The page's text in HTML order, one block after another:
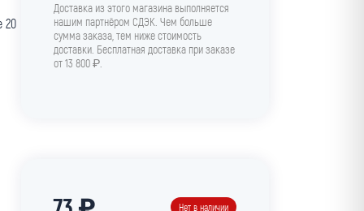
20
Доставка из этого магазина выполняется
нашим партнёром СДЭК. Чем больше
сумма заказа, тем ниже стоимость
доставки. Бесплатная доставка при заказе
от 13 800 ₽.
Нет в наличии